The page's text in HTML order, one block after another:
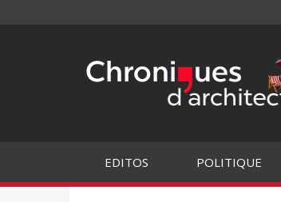
EDITOS POLITIQUE